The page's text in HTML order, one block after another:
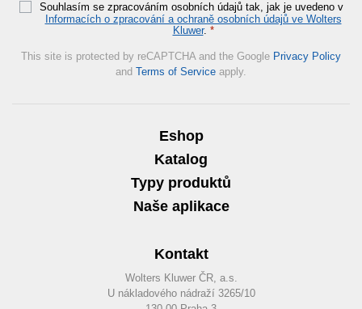
Souhlasím se zpracováním osobních údajů tak, jak je uvedeno v
Informacích o zpracování a ochraně osobních údajů ve Wolters
Kluwer. *
This site is protected by reCAPTCHA and the Google Privacy Policy
and Terms of Service apply.
Eshop
Katalog
Typy produktů
Naše aplikace
Kontakt
Wolters Kluwer ČR, a.s.
U nákladového nádraží 3265/10